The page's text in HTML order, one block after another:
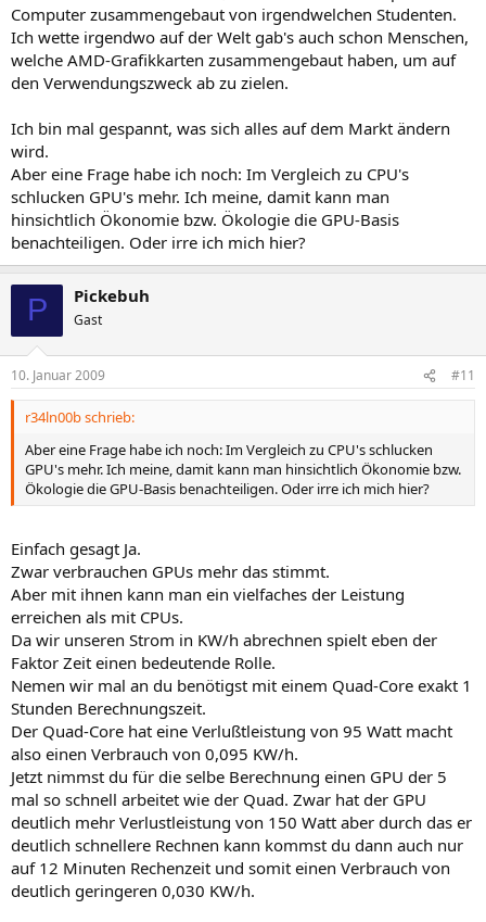
Computer zusammengebaut von irgendwelchen Studenten.
Ich wette irgendwo auf der Welt gab's auch schon Menschen,
welche AMD-Grafikkarten zusammengebaut haben, um auf
den Verwendungszweck ab zu zielen.
Ich bin mal gespannt, was sich alles auf dem Markt ändern
wird.
Aber eine Frage habe ich noch: Im Vergleich zu CPU's
schlucken GPU's mehr. Ich meine, damit kann man
hinsichtlich Ökonomie bzw. Ökologie die GPU-Basis
benachteiligen. Oder irre ich mich hier?
P Pickebuh
Gast
10. Januar 2009 #11
r34ln00b schrieb:
Aber eine Frage habe ich noch: Im Vergleich zu CPU's schlucken
GPU's mehr. Ich meine, damit kann man hinsichtlich Ökonomie bzw.
Ökologie die GPU-Basis benachteiligen. Oder irre ich mich hier?
Einfach gesagt Ja.
Zwar verbrauchen GPUs mehr das stimmt.
Aber mit ihnen kann man ein vielfaches der Leistung
erreichen als mit CPUs.
Da wir unseren Strom in KW/h abrechnen spielt eben der
Faktor Zeit einen bedeutende Rolle.
Nemen wir mal an du benötigst mit einem Quad-Core exakt 1
Stunden Berechnungszeit.
Der Quad-Core hat eine Verlußtleistung von 95 Watt macht
also einen Verbrauch von 0,095 KW/h.
Jetzt nimmst du für die selbe Berechnung einen GPU der 5
mal so schnell arbeitet wie der Quad. Zwar hat der GPU
deutlich mehr Verlustleistung von 150 Watt aber durch das er
deutlich schnellere Rechnen kann kommst du dann auch nur
auf 12 Minuten Rechenzeit und somit einen Verbrauch von
deutlich geringeren 0,030 KW/h.